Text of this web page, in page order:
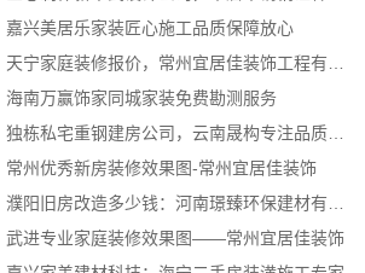
嘉兴美居乐家装匠心施工品质保障放心
海南万赢饰家同城家装免费勘测服务
常州优秀新房装修效果图-常州宜居佳装饰
武进专业家庭装修效果图——常州宜居佳装饰